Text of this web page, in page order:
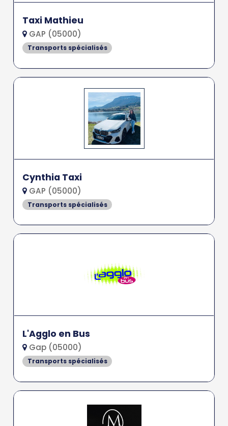
Taxi Mathieu
GAP (05000)
Transports spécialisés
Cynthia Taxi
GAP (05000)
Transports spécialisés
L'Agglo en Bus
Gap (05000)
Transports spécialisés